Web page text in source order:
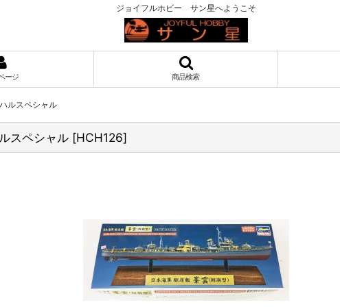
ジョイフルホビー サン星へようこそ
ージ 商品検索
ルスペシャル
スペシャル [HCH126]